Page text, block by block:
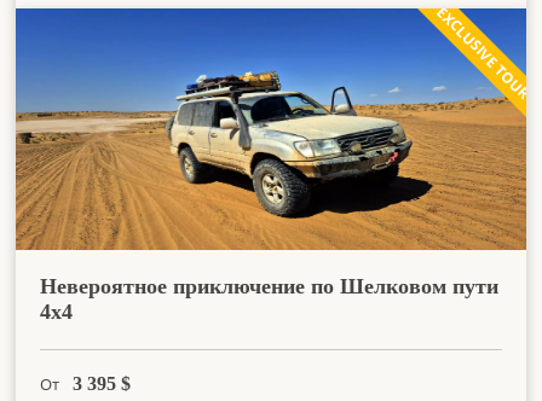
EXCLUSIVE TOUR
Невероятное приключение по Шелковом пути
4х4
От 3 395 $